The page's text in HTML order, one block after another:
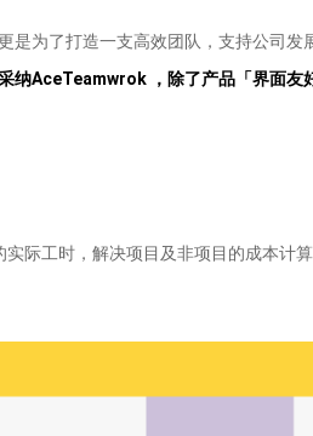
为了打造一支高效团队，支持公司发
AceTeamwrok ，除了产品「界面友
工时，解决项目及非项目的成本计